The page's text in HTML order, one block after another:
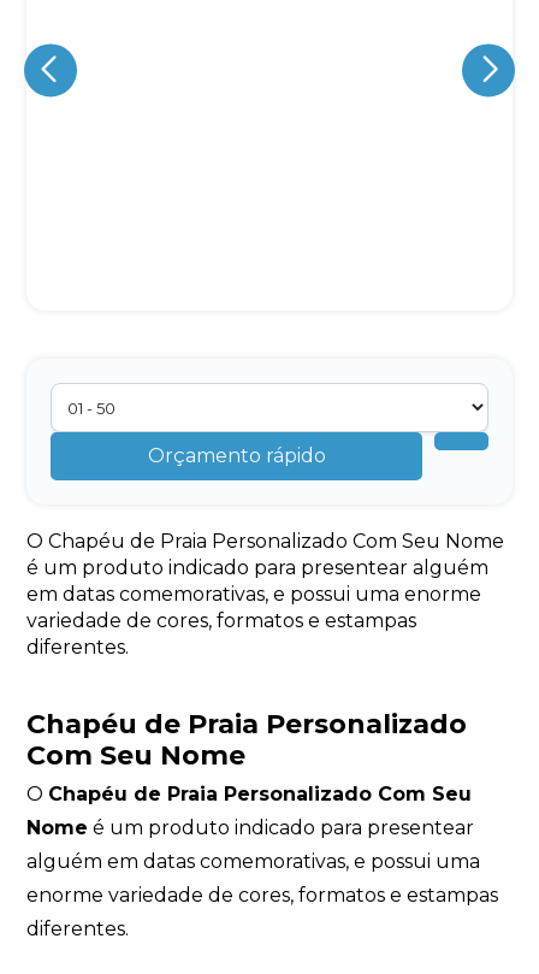
Orçamento rápido
O Chapéu de Praia Personalizado Com Seu Nome
é um produto indicado para presentear alguém
em datas comemorativas, e possui uma enorme
variedade de cores, formatos e estampas
diferentes.
Chapéu de Praia Personalizado
Com Seu Nome
O Chapéu de Praia Personalizado Com Seu
Nome é um produto indicado para presentear
alguém em datas comemorativas, e possui uma
enorme variedade de cores, formatos e estampas
diferentes.